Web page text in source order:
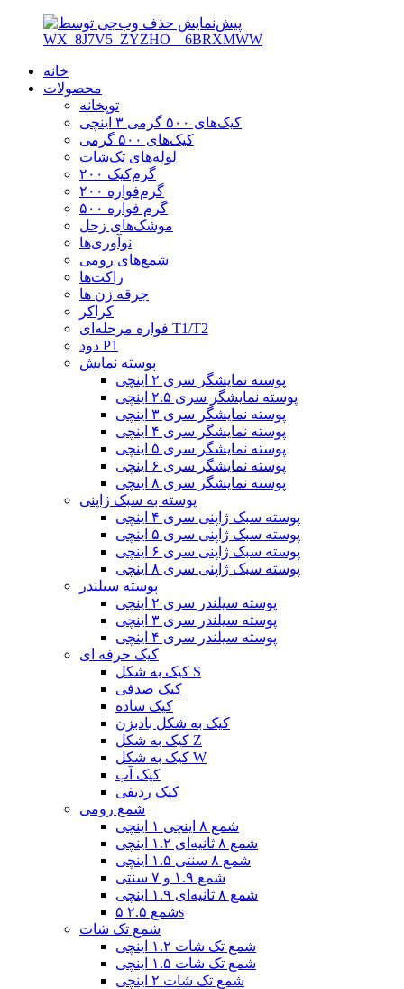
خانه
محصولات
توپخانه
کیک‌های ۵۰۰ گرمی ۳ اینچی
کیک‌های ۵۰۰ گرمی
لوله‌های تک‌شات
۲۰۰ گرم‌کیک
۲۰۰ گرم‌فواره
۵۰۰ گرم فواره
موشک‌های زحل
نوآوری‌ها
شمع‌های رومی
راکت‌ها
جرقه زن ها
کراکر
فواره مرحله‌ای T1/T2
دود P1
پوسته نمایش
پوسته نمایشگر سری ۲ اینچی
پوسته نمایشگر سری ۲.۵ اینچی
پوسته نمایشگر سری ۳ اینچی
پوسته نمایشگر سری ۴ اینچی
پوسته نمایشگر سری ۵ اینچی
پوسته نمایشگر سری ۶ اینچی
پوسته نمایشگر سری ۸ اینچی
پوسته به سبک ژاپنی
پوسته سبک ژاپنی سری ۴ اینچی
پوسته سبک ژاپنی سری ۵ اینچی
پوسته سبک ژاپنی سری ۶ اینچی
پوسته سبک ژاپنی سری ۸ اینچی
پوسته سیلندر
پوسته سیلندر سری ۲ اینچی
پوسته سیلندر سری ۳ اینچی
پوسته سیلندر سری ۴ اینچی
کیک حرفه ای
کیک به شکل S
کیک صدفی
کیک ساده
کیک به شکل بادبزن
کیک به شکل Z
کیک به شکل W
کیک آب
کیک ردیفی
شمع رومی
شمع ۸ اینچی ۱ اینچی
شمع ۸ ثانیه‌ای ۱.۲ اینچی
شمع ۸ سنتی ۱.۵ اینچی
شمع ۱.۹ و ۷ سنتی
شمع ۸ ثانیه‌ای ۱.۹ اینچی
شمع ۲.۵ ۵s
شمع تک شات
شمع تک شات ۱.۲ اینچی
شمع تک شات ۱.۵ اینچی
شمع تک شات ۲ اینچی